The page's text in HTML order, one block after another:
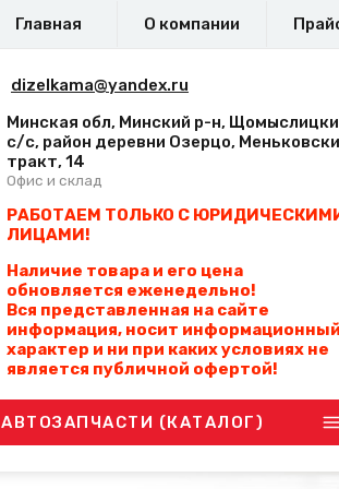
Главная О компании
dizelkama@yandex.ru
Минская обл, Минский р-н,
с/с, район деревни Озерцо,
тракт, 14
Офис и склад
РАБОТАЕМ ТОЛЬКО С
ЛИЦАМИ!
Наличие товара и его цена
обновляется еженедельно!
Вся представленная на сайте
информация, носит информационный
характер и ни при каких условиях не
является публичной офертой!
АВТОЗАПЧАСТИ (КАТАЛОГ)